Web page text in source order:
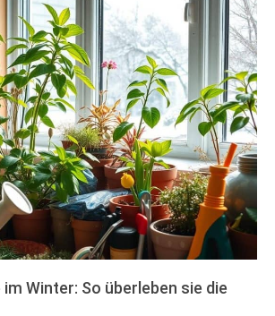
Winter: So überleben sie die